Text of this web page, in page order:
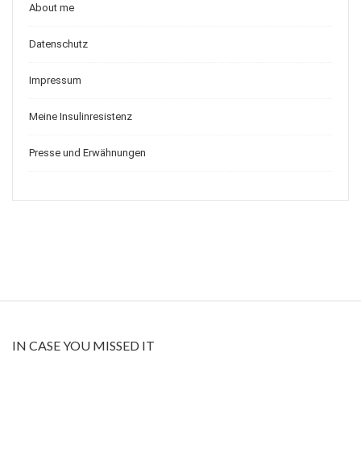
About me
Datenschutz
Impressum
Meine Insulinresistenz
Presse und Erwähnungen
IN CASE YOU MISSED IT